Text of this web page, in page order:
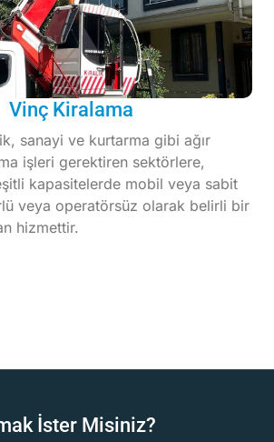
Vinç Kiralama
sanayi ve kurtarma gibi ağır
işleri gerektiren sektörlere,
kapasitelerde mobil veya sabit
veya operatörsüz olarak belirli bir
hizmettir.
İster Misiniz?